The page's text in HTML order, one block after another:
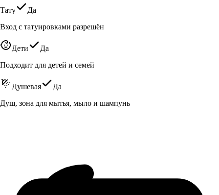
Тату
Да
Вход с татуировками разрешён
Дети
Да
Подходит для детей и семей
Душевая
Да
Душ, зона для мытья, мыло и шампунь